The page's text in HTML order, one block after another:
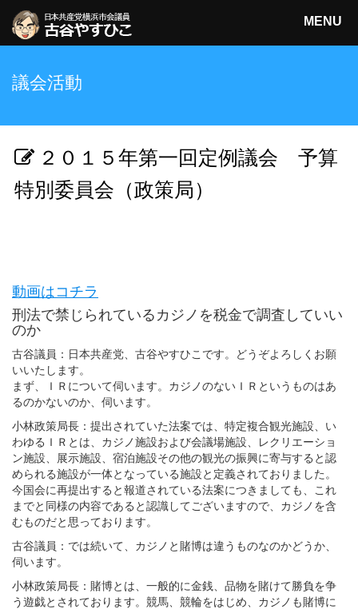
MENU
古谷やすひこ
議会活動
２０１５年第一回定例議会 予算
特別委員会（政策局）
動画はコチラ
刑法で禁じられているカジノを税金で調査していい
のか
古谷議員：日本共産党、古谷やすひこです。どうぞよろしくお願
いいたします。
まず、ＩＲについて伺います。カジノのないＩＲというものはあ
るのかないのか、伺います。
小林政策局長：提出されていた法案では、特定複合観光施設、い
わゆるＩＲとは、カジノ施設および会議場施設、レクリエーショ
ン施設、展示施設、宿泊施設その他の観光の振興に寄与すると認
められる施設が一体となっている施設と定義されておりました。
今国会に再提出すると報道されている法案につきましても、これ
までと同様の内容であると認識してございますので、カジノを含
むものだと思っております。
古谷議員：では続いて、カジノと賭博は違うものなのかどうか、
伺います。
小林政策局長：賭博とは、一般的に金銭、品物を賭けて勝負を争
う遊戯とされております。競馬、競輪をはじめ、カジノも賭博に